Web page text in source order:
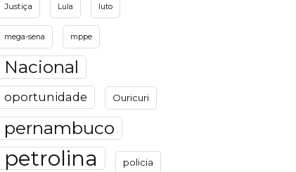
Justiça Lula luto
mega-sena mppe
Nacional
oportunidade Ouricuri
pernambuco
petrolina policia